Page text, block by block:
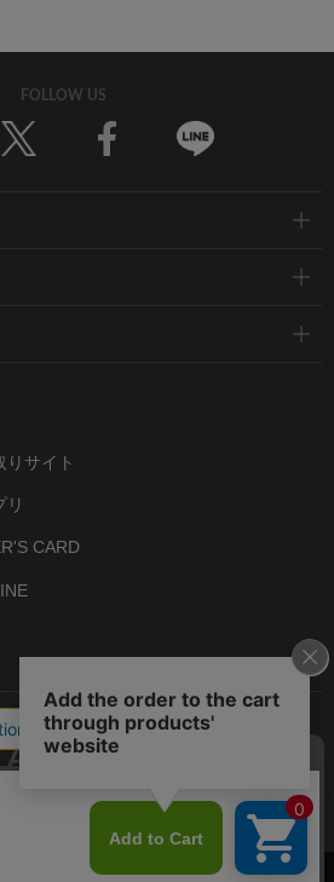
FOLLOW US
りサイト
リ
CARD
ドのユーズド・セレクトショップ